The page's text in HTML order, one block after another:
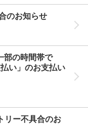
のお知らせ
の時間帯で
い」のお支払い
リー不具合のお